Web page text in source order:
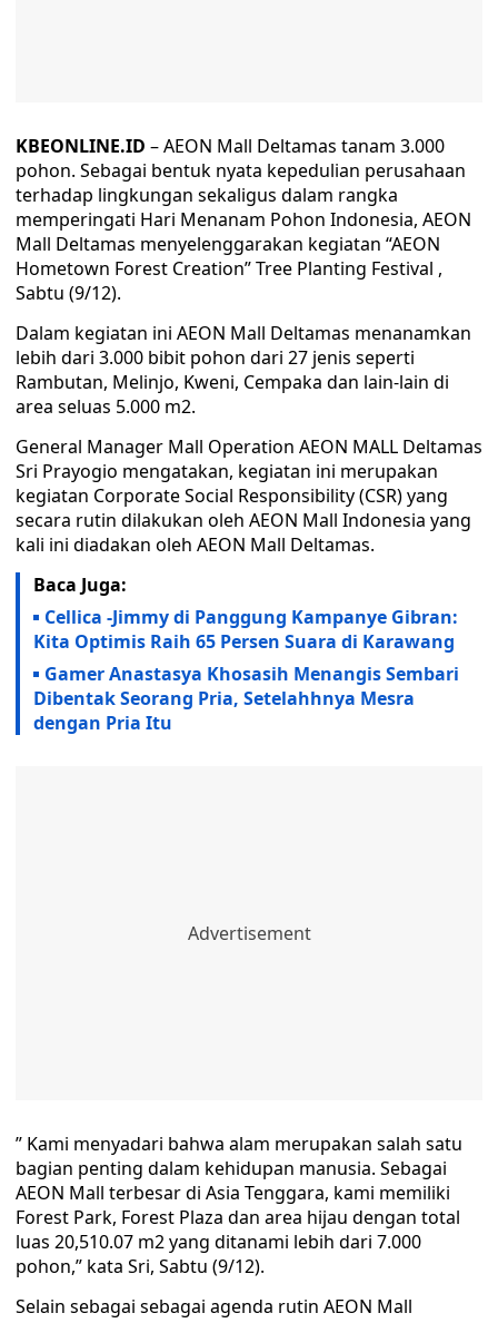
KBEONLINE.ID – AEON Mall Deltamas tanam 3.000
pohon. Sebagai bentuk nyata kepedulian perusahaan
terhadap lingkungan sekaligus dalam rangka
memperingati Hari Menanam Pohon Indonesia, AEON
Mall Deltamas menyelenggarakan kegiatan “AEON
Hometown Forest Creation” Tree Planting Festival ,
Sabtu (9/12).
Dalam kegiatan ini AEON Mall Deltamas menanamkan
lebih dari 3.000 bibit pohon dari 27 jenis seperti
Rambutan, Melinjo, Kweni, Cempaka dan lain-lain di
area seluas 5.000 m2.
General Manager Mall Operation AEON MALL Deltamas
Sri Prayogio mengatakan, kegiatan ini merupakan
kegiatan Corporate Social Responsibility (CSR) yang
secara rutin dilakukan oleh AEON Mall Indonesia yang
kali ini diadakan oleh AEON Mall Deltamas.
Baca Juga:
Cellica -Jimmy di Panggung Kampanye Gibran:
Kita Optimis Raih 65 Persen Suara di Karawang
Gamer Anastasya Khosasih Menangis Sembari
Dibentak Seorang Pria, Setelahhnya Mesra
dengan Pria Itu
” Kami menyadari bahwa alam merupakan salah satu
bagian penting dalam kehidupan manusia. Sebagai
AEON Mall terbesar di Asia Tenggara, kami memiliki
Forest Park, Forest Plaza dan area hijau dengan total
luas 20,510.07 m2 yang ditanami lebih dari 7.000
pohon,” kata Sri, Sabtu (9/12).
Selain sebagai sebagai agenda rutin AEON Mall